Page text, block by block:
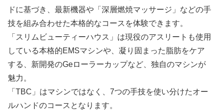
ドに基づき、最新機器や「深層燃焼マッサージ」などの手
技を組み合わせた本格的なコースを体験できます。
「スリムビューティーハウス」は現役のアスリートも使用
している本格的EMSマシンや、凝り固まった脂肪をケア
する、新開発のGeローラーカップなど、独自のマシンが
魅力。
「TBC」はマシンではなく、7つの手技を使い分けたオー
ルハンドのコースとなります。